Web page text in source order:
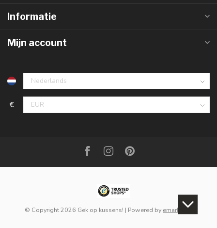
Informatie
Mijn account
€
© Copyright 2026 Gek op kussens! | Powered by emarkable